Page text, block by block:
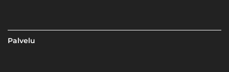
Palvelu